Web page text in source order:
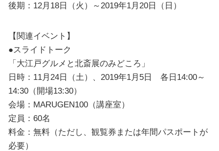
後期：12月18日（火）～2019年1月20日（日）
【関連イベント】
●スライドトーク
「大江戸グルメと北斎展のみどころ」
日時：11月24日（土）、2019年1月5日 各日14:00～
14:30（開場13:30）
会場：MARUGEN100（講座室）
定員：60名
料金：無料（ただし、観覧券または年間パスポートが
必要）